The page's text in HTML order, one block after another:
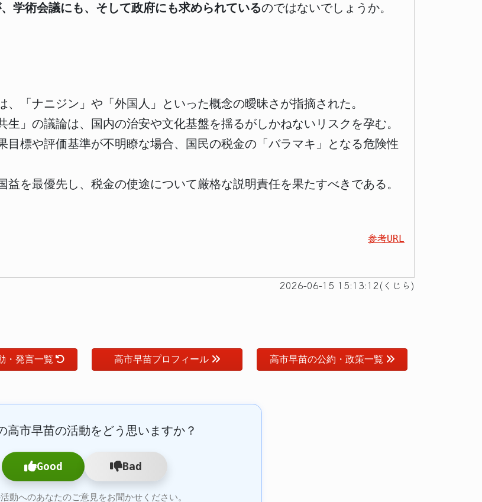
学術会議にも、そして政府にも求められているのではないでしょうか。
「ナニジン」や「外国人」といった概念の曖昧さが指摘された。
」の議論は、国内の治安や文化基盤を揺るがしかねないリスクを孕む。
目標や評価基準が不明瞭な場合、国民の税金の「バラマキ」となる危険性
を最優先し、税金の使途について厳格な説明責任を果たすべきである。
参考URL
2026-06-15 15:13:12(くじら)
・発言一覧 高市早苗プロフィール 高市早苗の公約・政策一覧
高市早苗の活動をどう思いますか？
Good Bad
動へのあなたのご意見をお聞かせください。